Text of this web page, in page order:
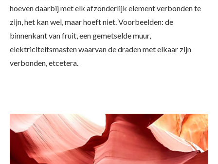
hoeven daarbij met elk afzonderlijk element verbonden te
zijn, het kan wel, maar hoeft niet. Voorbeelden: de
binnenkant van fruit, een gemetselde muur,
elektriciteitsmasten waarvan de draden met elkaar zijn
verbonden, etcetera.